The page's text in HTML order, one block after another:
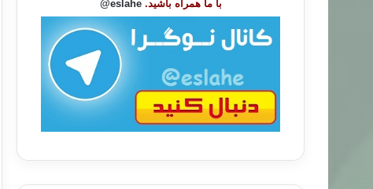
با ما همراه باشید. eslahe@